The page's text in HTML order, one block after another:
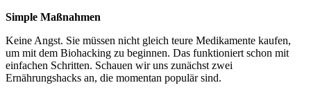
Simple Maßnahmen
Keine Angst. Sie müssen nicht gleich teure Medikamente kaufen,
um mit dem Biohacking zu beginnen. Das funktioniert schon mit
einfachen Schritten. Schauen wir uns zunächst zwei
Ernährungshacks an, die momentan populär sind.